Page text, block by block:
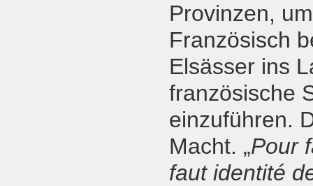
Provinzen,
Französisch
Elsässer ins
französische
einzuführen.
Macht. „Pour
faut identité